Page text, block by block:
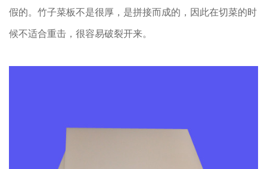
假的。竹子菜板不是很厚，是拼接而成的，因此在切菜的时
候不适合重击，很容易破裂开来。